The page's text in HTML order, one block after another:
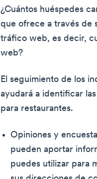
¿Cuántos huéspedes
que ofrece a través de
tráfico web, es decir,
web?
El seguimiento de los
ayudará a identificar
para restaurantes.
Opiniones y
pueden aportar
puedes utilizar para